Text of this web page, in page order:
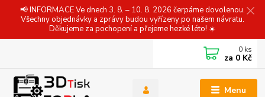
📢 INFORMACE Ve dnech 3. 8. – 10. 8. 2026 čerpáme dovolenou.
Všechny objednávky a zprávy budou vyřízeny po našem návratu.
Děkujeme za pochopení a přejeme hezké léto! ☀️
Menu
0 ks
za 0 Kč